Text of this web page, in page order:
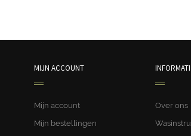
MIJN ACCOUNT
Mijn account
Mijn bestellingen
Over ons